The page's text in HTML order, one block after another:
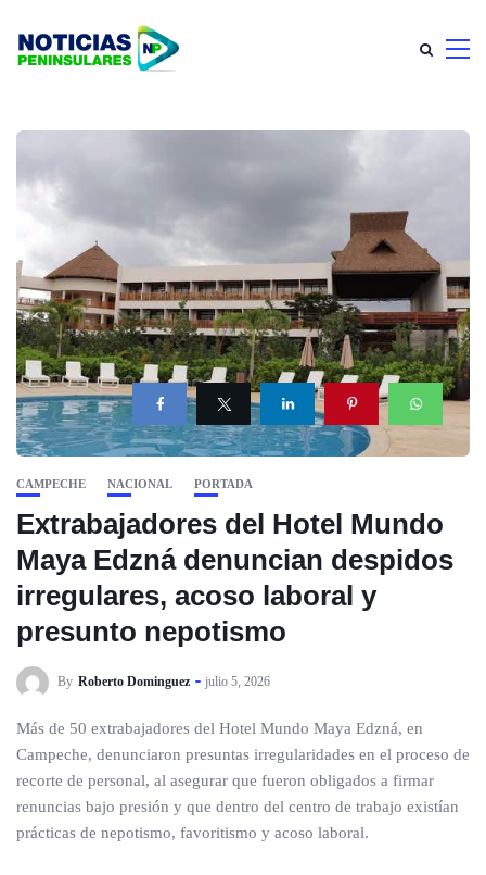
CAMPECHE NACIONAL PORTADA
Extrabajadores del Hotel Mundo
Maya Edzná denuncian despidos
irregulares, acoso laboral y
presunto nepotismo
By Roberto Dominguez julio 5, 2026
Más de 50 extrabajadores del Hotel Mundo Maya Edzná, en
Campeche, denunciaron presuntas irregularidades en el proceso de
recorte de personal, al asegurar que fueron obligados a firmar
renuncias bajo presión y que dentro del centro de trabajo existían
prácticas de nepotismo, favoritismo y acoso laboral.